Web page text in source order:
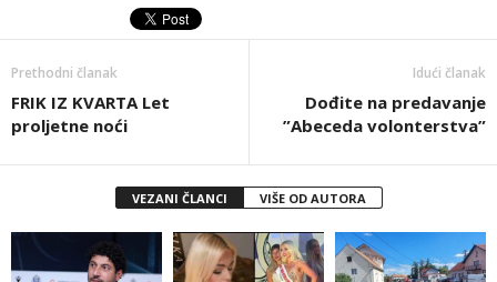
Prethodni članak
FRIK IZ KVARTA Let
proljetne noći
Idući članak
Dođite na predavanje
”Abeceda volonterstva”
VEZANI ČLANCI VIŠE OD AUTORA